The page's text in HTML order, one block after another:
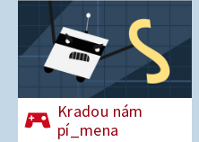
Kradou nám
pí_mena